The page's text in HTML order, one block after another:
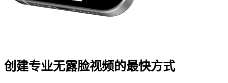
创建专业无露脸视频的最快方式